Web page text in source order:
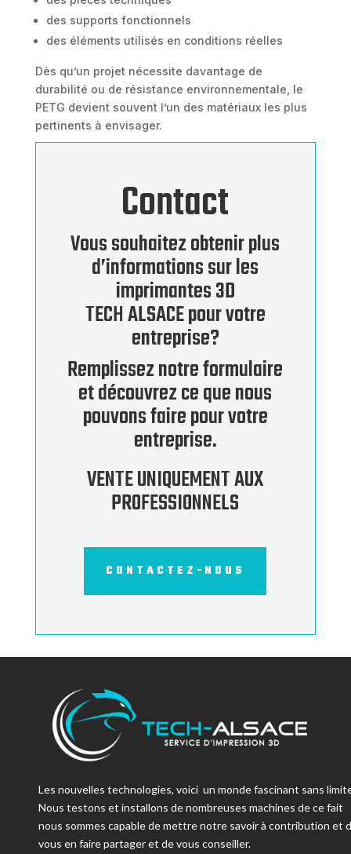
des supports fonctionnels
des éléments utilisés en conditions réelles
Dès qu’un projet nécessite davantage de
durabilité ou de résistance environnementale, le
PETG devient souvent l’un des matériaux les plus
pertinents à envisager.
Contact
Vous souhaitez obtenir plus
d’informations sur les
imprimantes 3D
TECH ALSACE pour votre
entreprise?
Remplissez notre formulaire
et découvrez ce que nous
pouvons faire pour votre
entreprise.
VENTE UNIQUEMENT AUX
PROFESSIONNELS
CONTACTEZ-NOUS
Les nouvelles technologies, voici un monde fascinant sans
Nous testons et installons de nombreuses machines de ce fait
nous sommes capable de mettre notre savoir à contribution et
vous en faire partager et de vous conseiller.